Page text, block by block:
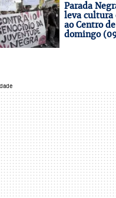
Parada
leva cultura
ao Centro
domingo